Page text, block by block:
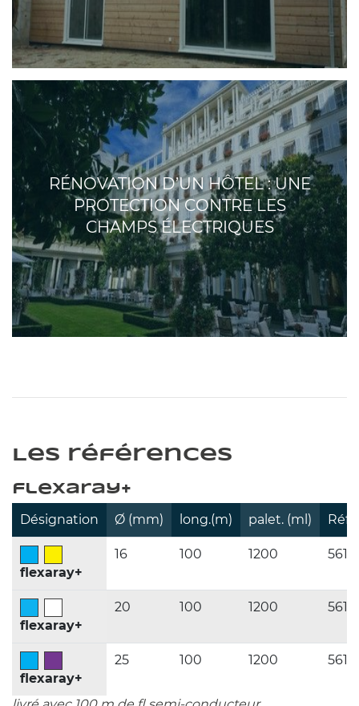
RÉNOVATION D’UN HÔTEL : UNE
PROTECTION CONTRE LES
CHAMPS ÉLECTRIQUES
Les références
flexaray+
Désignation Ø (mm) long.(m) palet. (ml)
flexaray+
16 100 1200
flexaray+
20 100 1200
flexaray+
25 100 1200